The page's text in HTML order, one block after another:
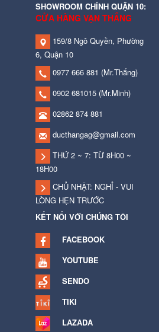
SHOWROOM CHÍNH QUẬN 10:
CỬA HÀNG VẠN THẮNG
159/8 Ngô Quyền, Phường
6, Quận 10
0977 666 881 (Mr.Thắng)
0902 681015 (Mr.Minh)
02862 874 881
ducthangag@gmail.com
THỨ 2 ~ 7: TỪ 8H00 ~
18H00
CHỦ NHẬT: NGHỈ - VUI
LÒNG HẸN TRƯỚC
KẾT NỐI VỚI CHÚNG TÔI
FACEBOOK
YOUTUBE
SENDO
TIKI
LAZADA